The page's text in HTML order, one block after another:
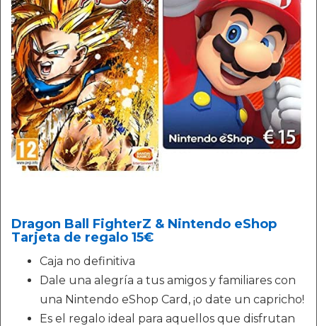
Dragon Ball FighterZ & Nintendo eShop
Tarjeta de regalo 15€
Caja no definitiva
Dale una alegría a tus amigos y familiares con
una Nintendo eShop Card, ¡o date un capricho!
Es el regalo ideal para aquellos que disfrutan